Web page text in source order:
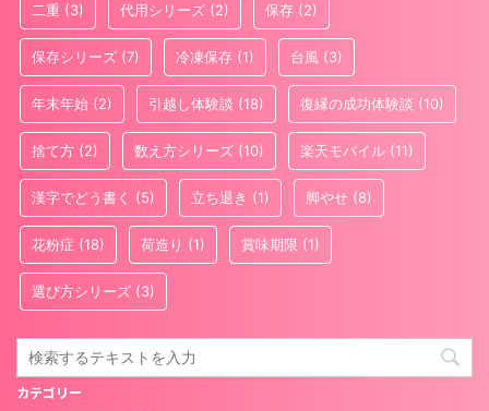
二重 (3) 代用シリーズ (2) 保存 (2)
保存シリーズ (7) 冷凍保存 (1) 台風 (3)
年末年始 (2) 引越し体験談 (18) 復縁の成功体験談 (10)
捨て方 (2) 数え方シリーズ (10) 楽天モバイル (11)
漢字でどう書く (5) 立ち退き (1) 脚やせ (8)
花粉症 (18) 荷造り (1) 賞味期限 (1)
選び方シリーズ (3)
カテゴリー